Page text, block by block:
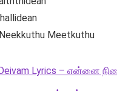
Meetkuthu
Deivam Lyrics – என்னை